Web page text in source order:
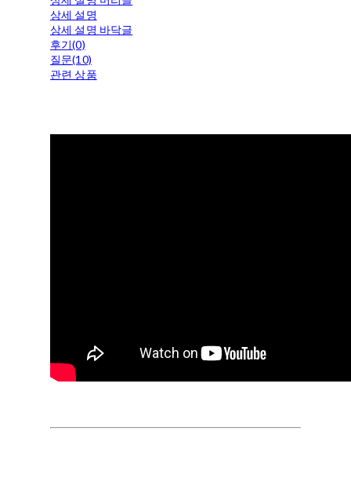
상세 설명
상세 설명 바닥글
후기(0)
질문(10)
관련 상품